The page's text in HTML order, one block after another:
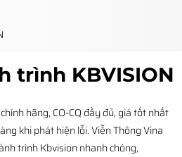
trình KBVISION
hãng, CO-CQ đầy đủ, giá tốt nhất
khi phát hiện lỗi. Viễn Thông Vina
trình Kbvision nhanh chóng,